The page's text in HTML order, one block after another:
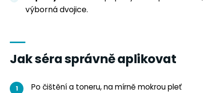
výborná dvojice.
Jak séra správně aplikovat
Po čištění a toneru, na mírně mokrou pleť